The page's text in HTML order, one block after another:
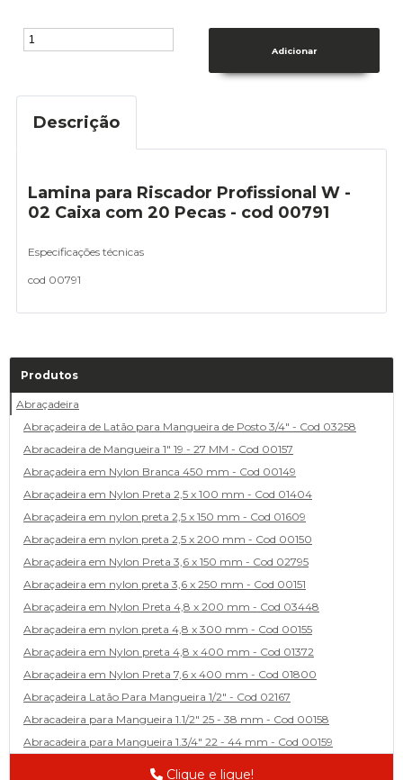
Descrição
Lamina para Riscador Profissional W -
02 Caixa com 20 Pecas - cod 00791
Especificações técnicas
cod 00791
Produtos
Abraçadeira
Abraçadeira de Latão para Mangueira de Posto 3/4" - Cod 03258
Abracadeira de Mangueira 1" 19 - 27 MM - Cod 00157
Abraçadeira em Nylon Branca 450 mm - Cod 00149
Abraçadeira em Nylon Preta 2,5 x 100 mm - Cod 01404
Abraçadeira em nylon preta 2,5 x 150 mm - Cod 01609
Abraçadeira em nylon preta 2,5 x 200 mm - Cod 00150
Abraçadeira em Nylon Preta 3,6 x 150 mm - Cod 02795
Abraçadeira em nylon preta 3,6 x 250 mm - Cod 00151
Abraçadeira em Nylon Preta 4,8 x 200 mm - Cod 03448
Abraçadeira em nylon preta 4,8 x 300 mm - Cod 00155
Abraçadeira em Nylon preta 4,8 x 400 mm - Cod 01372
Abraçadeira em Nylon Preta 7,6 x 400 mm - Cod 01800
Abraçadeira Latão Para Mangueira 1/2" - Cod 02167
Abracadeira para Mangueira 1.1/2" 25 - 38 mm - Cod 00158
Abracadeira para Mangueira 1.3/4" 22 - 44 mm - Cod 00159
Abracadeira para Mangueira 1/2' 14 - 22 - Cod 02585
Clique e ligue!